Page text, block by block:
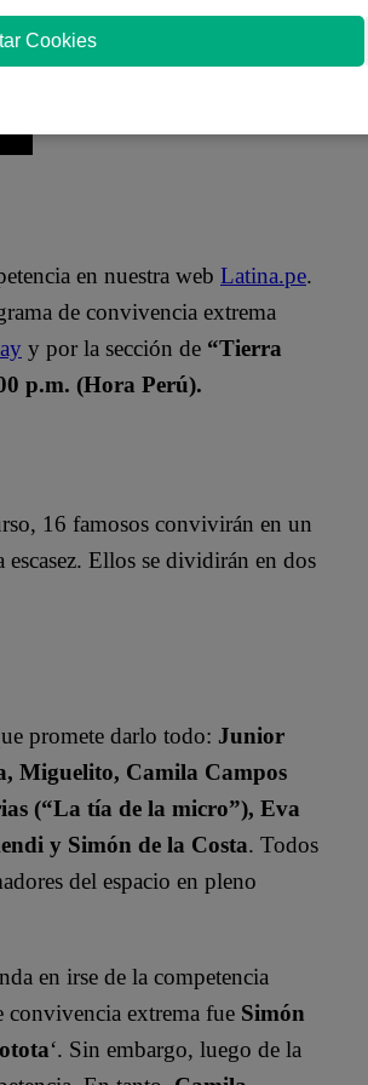
en nuestra web Latina.pe.
de convivencia extrema
y por la sección de “Tierra
p.m. (Hora Perú).
16 famosos convivirán en un
Ellos se dividirán en dos
promete darlo todo: Junior
Miguelito, Camila Campos
(“La tía de la micro”), Eva
y Simón de la Costa. Todos
del espacio en pleno
en irse de la competencia
convivencia extrema fue Simón
‘. Sin embargo, luego de la
Cookies